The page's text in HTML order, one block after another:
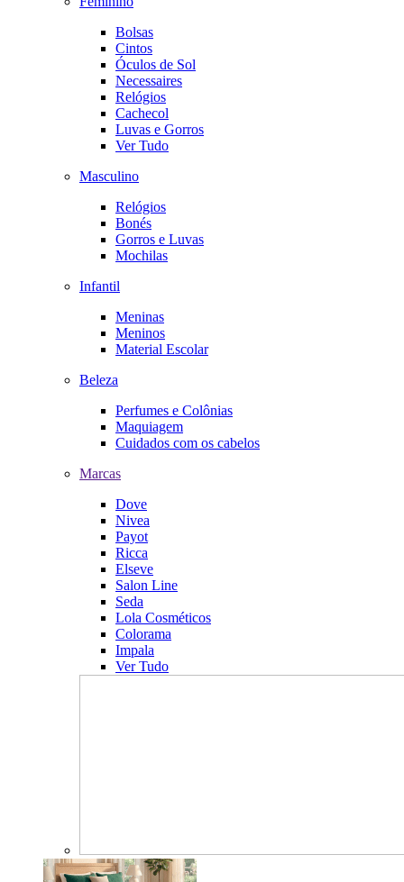
Bolsas
Cintos
Óculos de Sol
Necessaires
Relógios
Cachecol
Luvas e Gorros
Ver Tudo
Masculino
Relógios
Bonés
Gorros e Luvas
Mochilas
Infantil
Meninas
Meninos
Material Escolar
Beleza
Perfumes e Colônias
Maquiagem
Cuidados com os cabelos
Marcas
Dove
Nivea
Payot
Ricca
Elseve
Salon Line
Seda
Lola Cosméticos
Colorama
Impala
Ver Tudo